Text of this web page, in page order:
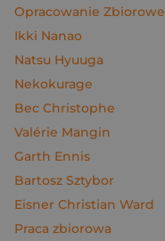
Opracowanie Zbiorowe
Ikki Nanao
Natsu Hyuuga
Nekokurage
Bec Christophe
Valérie Mangin
Garth Ennis
Bartosz Sztybor
Eisner Christian Ward
Praca zbiorowa